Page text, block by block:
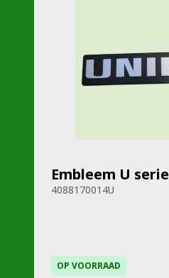
Embleem U serie
4088170014U
OP VOORRAAD